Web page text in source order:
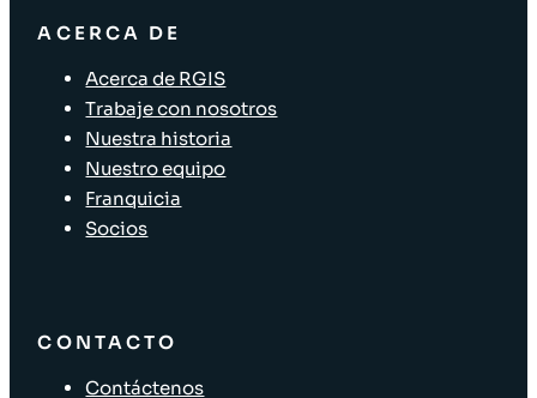
ACERCA DE
Acerca de RGIS
Trabaje con nosotros
Nuestra historia
Nuestro equipo
Franquicia
Socios
CONTACTO
Contáctenos